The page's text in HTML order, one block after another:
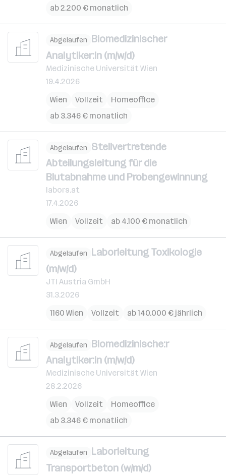
ab 2.200 € monatlich
Abgelaufen Biomedizinischer
Analytiker:in (m/w/d)
Medizinische Universität Wien
19.4.2026
Wien
Vollzeit
Homeoffice
ab 3.346 € monatlich
Abgelaufen Stellvertretende
Abteilungsleitung für die
Blutabnahme und Probengewinnung
labors.at
17.4.2026
Wien
Vollzeit ab 4.100 € monatlich
Abgelaufen Laborleitung Toxikologie
(m/w/d)
JTI Austria GmbH
31.3.2026
1160 Wien
Vollzeit ab 140.000 € jährlich
Abgelaufen Biomedizinische:r
Analytiker:in (m/w/d)
Medizinische Universität Wien
28.2.2026
Wien
Vollzeit
Homeoffice
ab 3.346 € monatlich
Abgelaufen Laborleitung
Transportbeton (w/m/d)